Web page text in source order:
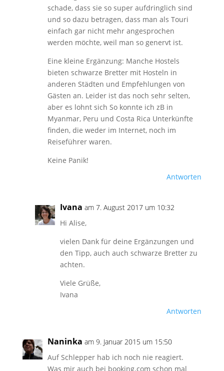
schade, dass sie so super aufdringlich sind
und so dazu betragen, dass man als Touri
einfach gar nicht mehr angesprochen
werden möchte, weil man so genervt ist.
Eine kleine Ergänzung: Manche Hostels
bieten schwarze Bretter mit Hosteln in
anderen Städten und Empfehlungen von
Gästen an. Leider ist das noch sehr selten,
aber es lohnt sich So konnte ich zB in
Myanmar, Peru und Costa Rica Unterkünfte
finden, die weder im Internet, noch im
Reiseführer waren.
Keine Panik!
Antworten
Ivana am 7. August 2017 um 10:32
Hi Alise,
vielen Dank für deine Ergänzungen und
den Tipp, auch auch schwarze Bretter zu
achten.
Viele Grüße,
Ivana
Antworten
Naninka am 9. Januar 2015 um 15:50
Auf Schlepper hab ich noch nie reagiert.
Was mir auch bei booking.com schon mal